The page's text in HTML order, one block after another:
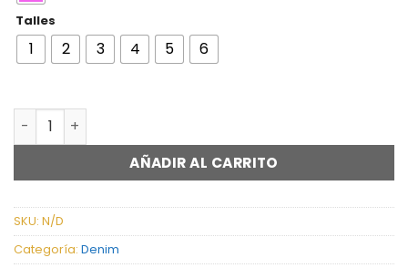
Talles
1 2 3 4 5 6
JEAN WID LEG ROSAS - LY-093 cantidad
AÑADIR AL CARRITO
SKU: N/D
Categoría: Denim